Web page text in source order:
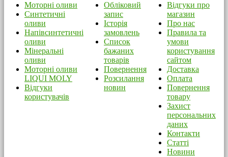
Моторні оливи
Синтетичні
оливи
Напівсинтетичні
оливи
Мінеральні
оливи
Моторні оливи
LIQUI MOLY
Відгуки
користувачів
Обліковий
запис
Історія
замовлень
Список
бажаних
товарів
Повернення
Розсилання
новин
Відгуки про
магазин
Про нас
Правила та
умови
користування
сайтом
Доставка
Оплата
Повернення
товару
Захист
персональних
даних
Контакти
Статті
Новини